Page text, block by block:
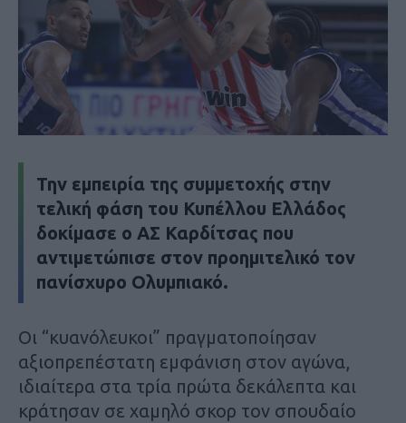
Την εμπειρία της συμμετοχής στην
τελική φάση του Κυπέλλου Ελλάδος
δοκίμασε ο ΑΣ Καρδίτσας που
αντιμετώπισε στον προημιτελικό τον
πανίσχυρο Ολυμπιακό.
Οι “κυανόλευκοι” πραγματοποίησαν
αξιοπρεπέστατη εμφάνιση στον αγώνα,
ιδιαίτερα στα τρία πρώτα δεκάλεπτα και
κράτησαν σε χαμηλό σκορ τον σπουδαίο